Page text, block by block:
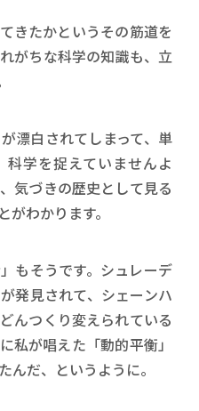
きたかというその筋道を
がちな科学の知識も、立
漂白されてしまって、単
学を捉えていませんよ
気づきの歴史として見る
がわかります。
もそうです。シュレーデ
発見されて、シェーンハ
んつくり変えられている
私が唱えた「動的平衡」
んだ、というように。